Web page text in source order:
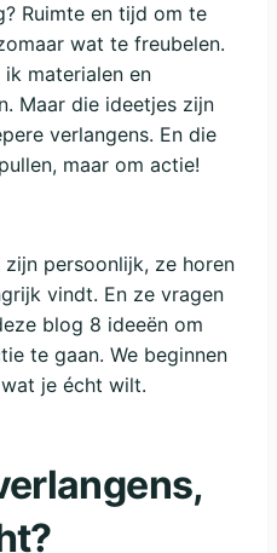
Ruimte en tijd om te
wat te freubelen.
materialen en
Maar die ideetjes zijn
verlangens. En die
maar om actie!
persoonlijk, ze horen
vindt. En ze vragen
blog 8 ideeën om
te gaan. We beginnen
je écht wilt.